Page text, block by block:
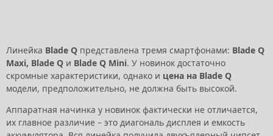
Линейка Blade Q представлена тремя смартфонами: Blade Q
Maxi, Blade Q и Blade Q Mini. У новинок достаточно
скромные характеристики, однако и цена на Blade Q
модели, предположительно, не должна быть высокой.
Аппаратная начинка у новинок фактически не отличается,
их главное различие – это диагональ дисплея и емкость